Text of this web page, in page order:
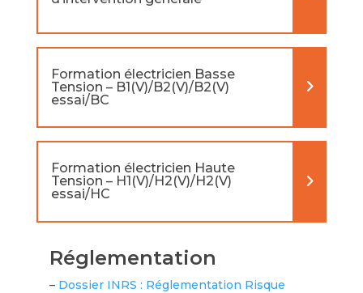
Formation électricien Basse
Tension – B1(V)/B2(V)/B2(V)
essai/BC
Formation électricien Haute
Tension – H1(V)/H2(V)/H2(V)
essai/HC
Réglementation
– Dossier INRS : Réglementation Risque